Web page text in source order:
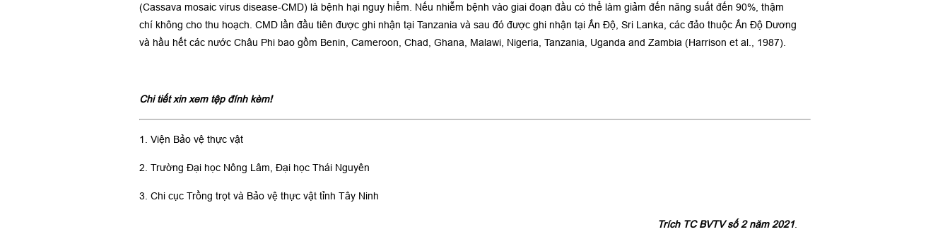
(Cassava mosaic virus disease-CMD) là bệnh hại nguy hiểm. Nếu nhiễm bệnh vào giai đoạn đầu có thể làm giảm đến năng suất đến 90%, thậm
chí không cho thu hoạch. CMD lần đầu tiên được ghi nhận tại Tanzania và sau đó được ghi nhận tại Ấn Độ, Sri Lanka, các đảo thuộc Ấn Độ Dương
và hầu hết các nước Châu Phi bao gồm Benin, Cameroon, Chad, Ghana, Malawi, Nigeria, Tanzania, Uganda and Zambia (Harrison et al., 1987).
Chi tiết xin xem tệp đính kèm!
1. Viện Bảo vệ thực vật
2. Trường Đại học Nông Lâm, Đại học Thái Nguyên
3. Chi cục Trồng trọt và Bảo vệ thực vật tỉnh Tây Ninh
Trích TC BVTV số 2 năm 2021.